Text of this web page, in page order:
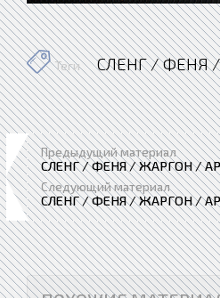
Теги СЛЕНГ / ФЕНЯ
Предыдущий материал
СЛЕНГ / ФЕНЯ / ЖАРГОН /
Следующий материал
СЛЕНГ / ФЕНЯ / ЖАРГОН /